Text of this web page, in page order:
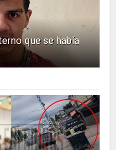
que se había